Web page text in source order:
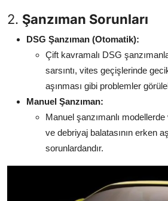
2. Şanzıman Sorunları
DSG Şanzıman (Otomatik):
Çift kavramalı DSG
sarsıntı, vites geçişlerinde
aşınması gibi problemler
Manuel Şanzıman:
Manuel şanzımanlı
ve debriyaj balatasının erken
sorunlardandır.